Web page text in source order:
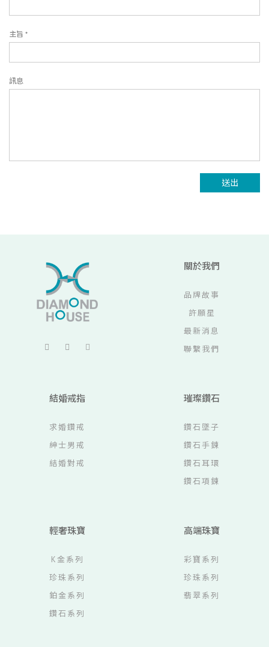
主旨 *
訊息
送出
關於我們
品牌故事
許願星
最新消息
聯繫我們
結婚戒指
求婚鑽戒
紳士男戒
結婚對戒
璀璨鑽石
鑽石墜子
鑽石手鍊
鑽石耳環
鑽石項鍊
輕奢珠寶
K金系列
珍珠系列
鉑金系列
鑽石系列
高端珠寶
彩寶系列
珍珠系列
翡翠系列